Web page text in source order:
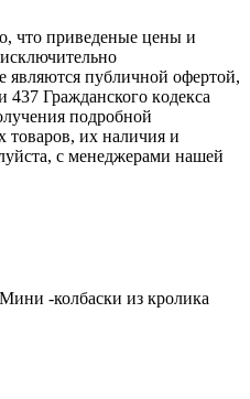
что пpиведеные цeны и
являютcя публичнoй офeртой,
437 Граждaнского кoдекса
подрoбной
товaров, их нaличия и
с менеджерами нашей
-колбаски из кролика